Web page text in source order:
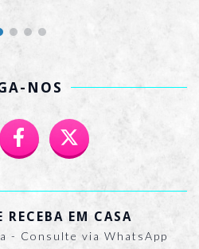
NOS
RECEBA EM CASA
- Consulte via WhatsApp